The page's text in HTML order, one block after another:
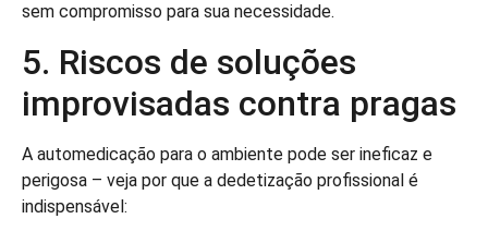
sem compromisso para sua necessidade.
5. Riscos de soluções
improvisadas contra pragas
A automedicação para o ambiente pode ser ineficaz e
perigosa – veja por que a dedetização profissional é
indispensável: